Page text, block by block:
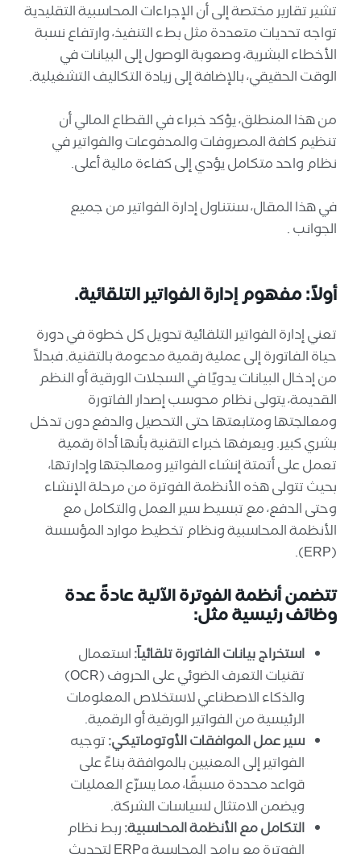
تشير تقارير مختصة إلى أن الإجراءات المحاسبية التقليدية
تواجه تحديات متعددة مثل بطء التنفيذ، وارتفاع نسبة
الأخطاء البشرية، وصعوبة الوصول إلى البيانات في
الوقت الحقيقي، بالإضافة إلى زيادة التكاليف التشغيلية.
من هذا المنطلق، يؤكد خبراء في القطاع المالي أن
تنظيم كافة المصروفات والمدفوعات والفواتير في
نظام واحد متكامل يؤدي إلى كفاءة مالية أعلى.
في هذا المقال، سنتناول إدارة الفواتير من جميع
الجوانب .
أولاً: مفهوم إدارة الفواتير التلقائية.
تعني إدارة الفواتير التلقائية تحويل كل خطوة في دورة
حياة الفاتورة إلى عملية رقمية مدعومة بالتقنية. فبدلاً
من إدخال البيانات يدويًا في السجلات الورقية أو النظم
القديمة، يتولى نظام محوسب إصدار الفاتورة
ومعالجتها ومتابعتها حتى التحصيل والدفع دون تدخل
بشري كبير. ويعرفها خبراء التقنية بأنها أداة رقمية
تعمل على أتمتة إنشاء الفواتير ومعالجتها وإدارتها،
بحيث تتولى هذه الأنظمة الفوترة من مرحلة الإنشاء
وحتى الدفع، مع تبسيط سير العمل والتكامل مع
الأنظمة المحاسبية ونظام تخطيط موارد المؤسسة
(ERP).
تتضمن أنظمة الفوترة الآلية عادةً عدة
وظائف رئيسية مثل:
استخراج بيانات الفاتورة تلقائياً:استعمال
تقنيات التعرف الضوئي على الحروف (OCR)
والذكاء الاصطناعي لاستخلاص المعلومات
الرئيسية من الفواتير الورقية أو الرقمية.
سير عمل الموافقات الأوتوماتيكي:توجيه
الفواتير إلى المعنيين بالموافقة بناءً على
قواعد محددة مسبقًا، مما يسرّع العمليات
ويضمن الامتثال لسياسات الشركة.
التكامل مع الأنظمة المحاسبية:ربط نظام